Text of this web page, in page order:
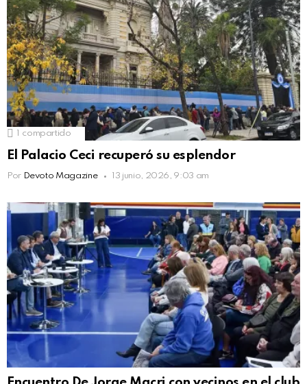
compartido
El Palacio Ceci recuperó su esplendor
Por Devoto Magazine 13 junio, 2026, 9:03 am